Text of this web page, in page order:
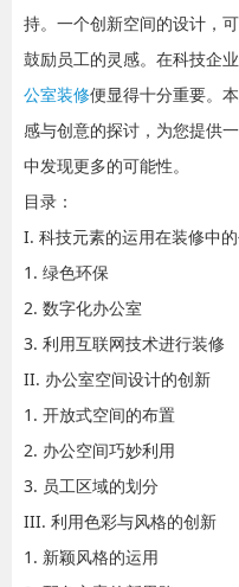
持。一个创新空间的设计，
鼓励员工的灵感。在科技企
公室装修便显得十分重要。
感与创意的探讨，为您提供
中发现更多的可能性。
目录：
I. 科技元素的运用在装修中
1. 绿色环保
2. 数字化办公室
3. 利用互联网技术进行装修
II. 办公室空间设计的创新
1. 开放式空间的布置
2. 办公空间巧妙利用
3. 员工区域的划分
III. 利用色彩与风格的创新
1. 新颖风格的运用